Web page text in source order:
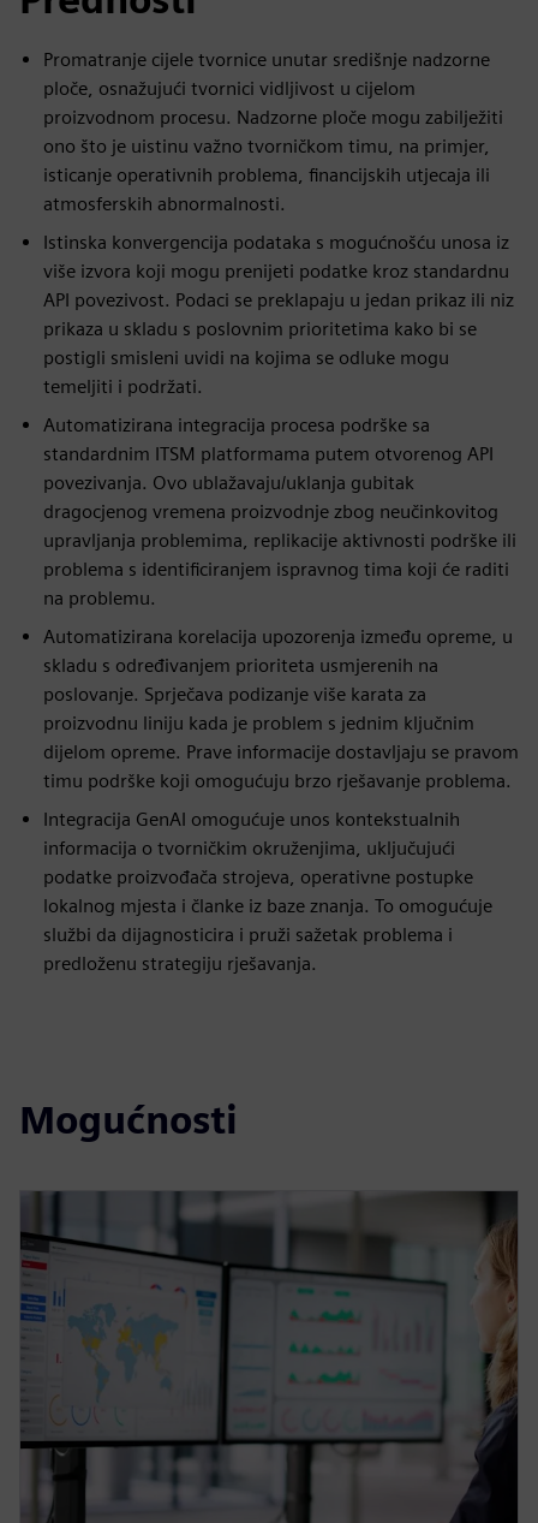
Promatranje cijele tvornice unutar središnje nadzorne
ploče, osnažujući tvornici vidljivost u cijelom
proizvodnom procesu. Nadzorne ploče mogu zabilježiti
ono što je uistinu važno tvorničkom timu, na primjer,
isticanje operativnih problema, financijskih utjecaja ili
atmosferskih abnormalnosti.
Istinska konvergencija podataka s mogućnošću unosa iz
više izvora koji mogu prenijeti podatke kroz standardnu
API povezivost. Podaci se preklapaju u jedan prikaz ili niz
prikaza u skladu s poslovnim prioritetima kako bi se
postigli smisleni uvidi na kojima se odluke mogu
temeljiti i podržati.
Automatizirana integracija procesa podrške sa
standardnim ITSM platformama putem otvorenog API
povezivanja. Ovo ublažavaju/uklanja gubitak
dragocjenog vremena proizvodnje zbog neučinkovitog
upravljanja problemima, replikacije aktivnosti podrške ili
problema s identificiranjem ispravnog tima koji će raditi
na problemu.
Automatizirana korelacija upozorenja između opreme, u
skladu s određivanjem prioriteta usmjerenih na
poslovanje. Sprječava podizanje više karata za
proizvodnu liniju kada je problem s jednim ključnim
dijelom opreme. Prave informacije dostavljaju se pravom
timu podrške koji omogućuju brzo rješavanje problema.
Integracija GenAI omogućuje unos kontekstualnih
informacija o tvorničkim okruženjima, uključujući
podatke proizvođača strojeva, operativne postupke
lokalnog mjesta i članke iz baze znanja. To omogućuje
službi da dijagnosticira i pruži sažetak problema i
predloženu strategiju rješavanja.
Mogućnosti